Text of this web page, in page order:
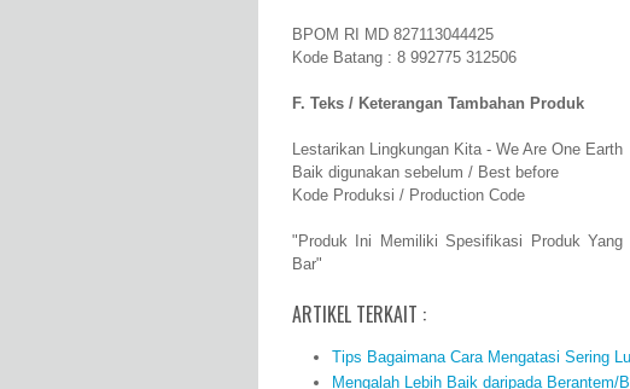
BPOM RI MD 827113044425
Kode Batang : 8 992775 312506
F. Teks / Keterangan Tambahan Produk
Lestarikan Lingkungan Kita - We Are One Earth
Baik digunakan sebelum / Best before
Kode Produksi / Production Code
"Produk Ini Memiliki Spesifikasi Produk
Bar"
ARTIKEL TERKAIT :
Tips Bagaimana Cara Mengatasi Sering
Mengalah Lebih Baik daripada Berantem/